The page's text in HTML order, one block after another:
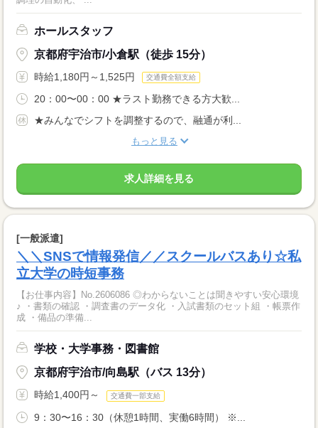
ホールスタッフ
京都府宇治市/小倉駅（徒歩 15分）
時給1,180円～1,525円 交通費全額支給
20：00〜00：00 ★ラスト勤務できる方大歓...
★みんなでシフトを調整するので、融通が利...
もっと見る
求人詳細を見る
[一般派遣]
＼＼SNSで情報発信／／スクールバスあり☆私
立大学の時短事務
【お仕事内容】No.2606086 ◎わからないことは聞きやすい安心環境
♪ ・書類の確認 ・調査書のデータ化 ・入試書類のセット組 ・帳票作
成 ・備品の準備...
学校・大学事務・図書館
京都府宇治市/向島駅（バス 13分）
時給1,400円～ 交通費一部支給
9：30〜16：30（休憩1時間、実働6時間） ※...